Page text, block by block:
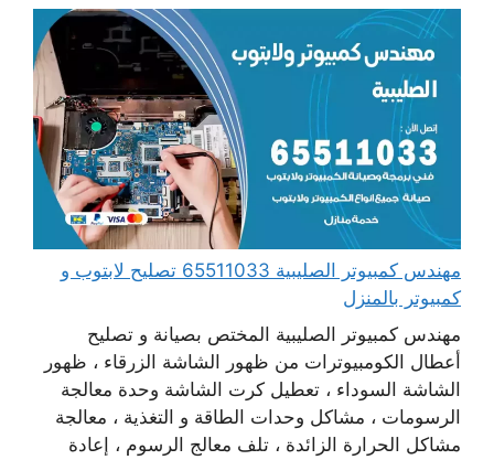
مهندس كمبيوتر الصليبية 65511033 تصليح لابتوب و
كمبيوتر بالمنزل
مهندس كمبيوتر الصليبية المختص بصيانة و تصليح
أعطال الكومبيوترات من ظهور الشاشة الزرقاء ، ظهور
الشاشة السوداء ، تعطيل كرت الشاشة وحدة معالجة
الرسومات ، مشاكل وحدات الطاقة و التغذية ، معالجة
مشاكل الحرارة الزائدة ، تلف معالج الرسوم ، إعادة